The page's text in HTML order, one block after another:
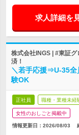
求人詳細を
株式会社INGS | #東証
済！
＼若手応援⇒U-35全
験OK
正社員 職種・業種未経
女性のおしごと掲載中
情報更新日：2026/08/03